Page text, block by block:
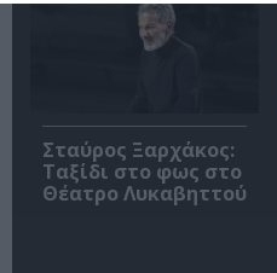
Σταύρος Ξαρχάκος:
Ταξίδι στο φως στο
Θέατρο Λυκαβηττού